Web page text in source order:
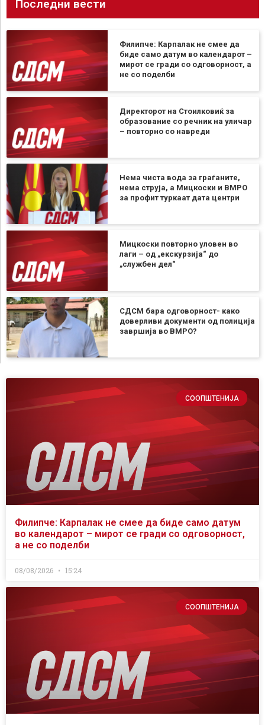
Последни вести
Филипче: Карпалак не смее да
биде само датум во календарот –
мирот се гради со одговорност, а
не со поделби
Директорот на Стоилковиќ за
образование со речник на уличар
– повторно со навреди
Нема чиста вода за граѓаните,
нема струја, а Мицкоски и ВМРО
за профит туркаат дата центри
Мицкоски повторно уловен во
лаги – од „екскурзија“ до
„службен дел“
СДСМ бара одговорност- како
доверливи документи од полиција
завршија во ВМРО?
СООПШТЕНИЈА
Филипче: Карпалак не смее да биде само датум
во календарот – мирот се гради со одговорност,
а не со поделби
08/08/2026 15:24
СООПШТЕНИЈА